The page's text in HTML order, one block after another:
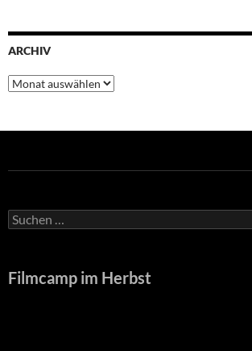
ARCHIV
Archiv
Suche
nach:
Filmcamp im Herbst